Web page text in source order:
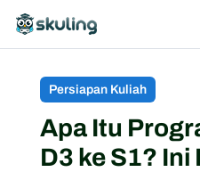
Persiapan Kuliah
Apa Itu
D3 ke S1?